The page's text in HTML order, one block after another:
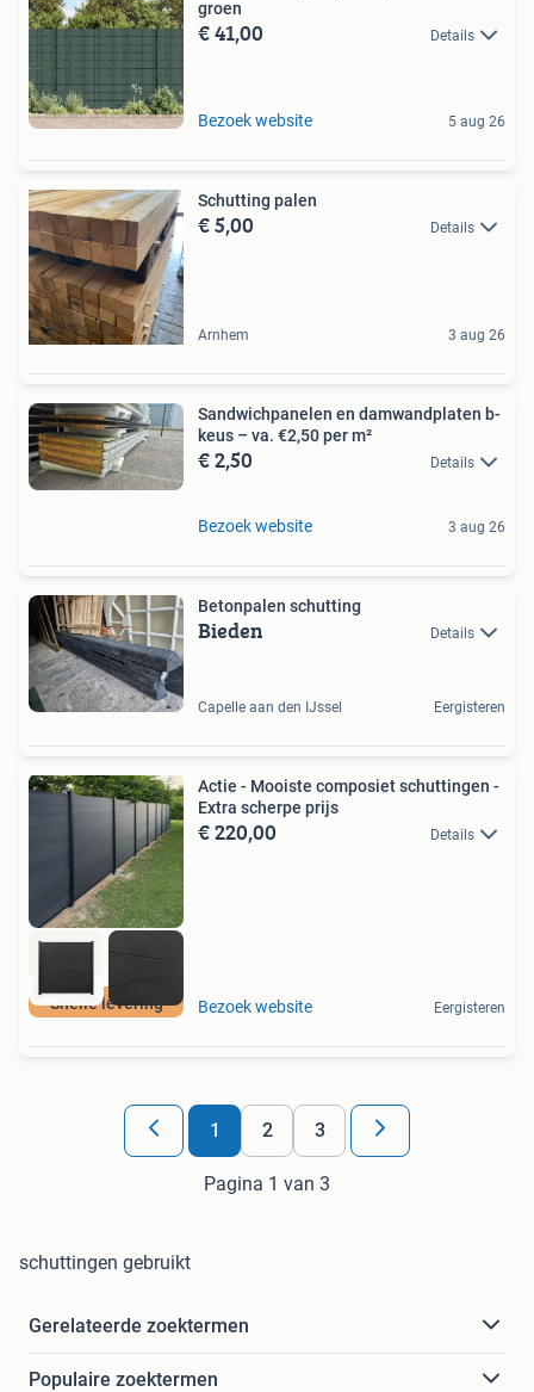
groen
€ 41,00 Details
Bezoek website 5 aug 26
Schutting palen
€ 5,00 Details
Arnhem 3 aug 26
Sandwichpanelen en damwandplaten b-
keus – va. €2,50 per m²
€ 2,50 Details
Bezoek website 3 aug 26
Betonpalen schutting
Bieden Details
Capelle aan den IJssel Eergisteren
Snelle levering
Actie - Mooiste composiet schuttingen -
Extra scherpe prijs
€ 220,00 Details
Bezoek website Eergisteren
1 2 3
Pagina 1 van 3
schuttingen gebruikt
Gerelateerde zoektermen
Populaire zoektermen